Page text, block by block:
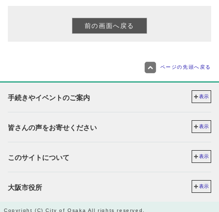
ページの先頭へ戻る
手続きやイベントのご案内 表示
皆さんの声をお寄せください 表示
このサイトについて 表示
大阪市役所 表示
Copyright (C) City of Osaka All rights reserved.